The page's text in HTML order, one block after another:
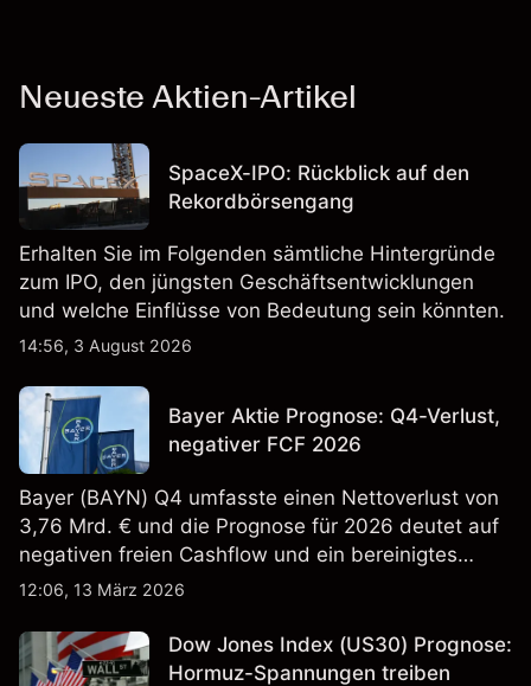
Neueste Aktien-Artikel
SpaceX-IPO: Rückblick auf den
Rekordbörsengang
Erhalten Sie im Folgenden sämtliche Hintergründe
zum IPO, den jüngsten Geschäftsentwicklungen
und welche Einflüsse von Bedeutung sein könnten.
14:56, 3 August 2026
Bayer Aktie Prognose: Q4-Verlust,
negativer FCF 2026
Bayer (BAYN) Q4 umfasste einen Nettoverlust von
3,76 Mrd. € und die Prognose für 2026 deutet auf
negativen freien Cashflow und ein bereinigtes
EBITDA von 9,6–10,1 Mrd. € hin. Die
verlässlicher Indikator für zukünftige Ergebnisse.
12:06, 13 März 2026
Dow Jones Index (US30) Prognose:
Hormuz-Spannungen treiben